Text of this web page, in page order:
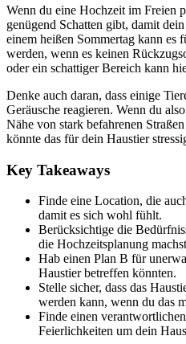
Wenn du eine Hochzeit im Freien
genügend Schatten gibt, damit
einem heißen Sommertag kann es
werden, wenn es keinen
oder ein schattiger Bereich kann
Denke auch daran, dass einige
Geräusche reagieren. Wenn du
Nähe von stark befahrenen
könnte das für dein Haustier
Key Takeaways
Finde eine Location, die
damit es sich wohl fühlt.
Berücksichtige die
die Hochzeitsplanung
Hab einen Plan B für
Haustier betreffen könnten.
Stelle sicher, dass das
werden kann, wenn du das
Finde einen
Feierlichkeiten um dein